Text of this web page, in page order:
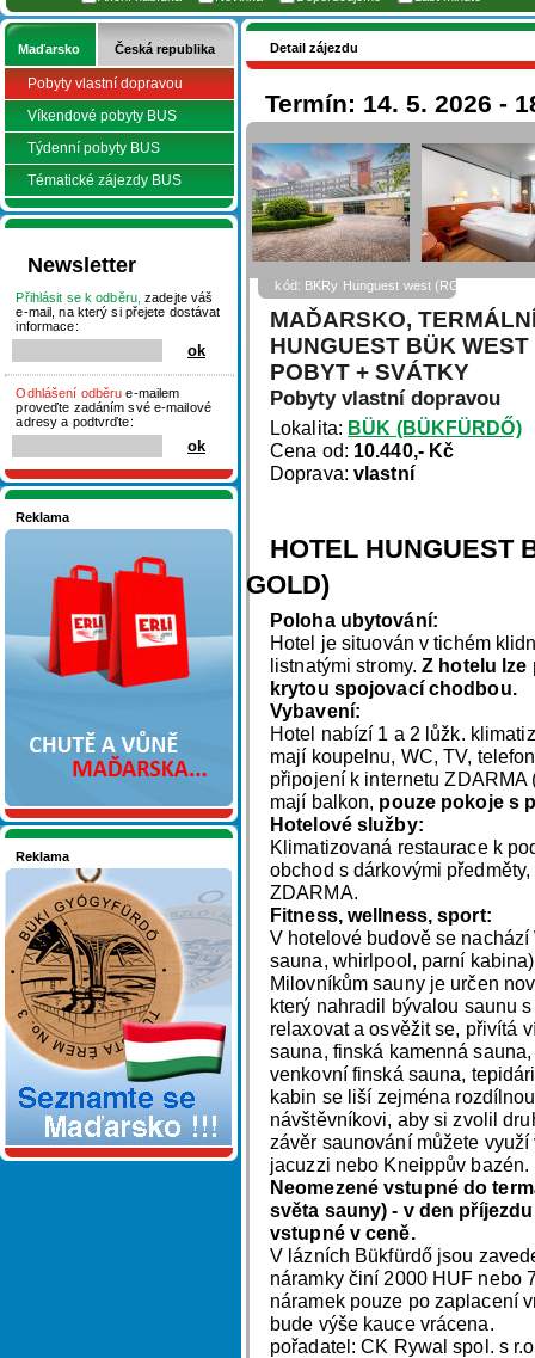
Maďarsko Česká republika
Pobyty vlastní dopravou
Víkendové pobyty BUS
Týdenní pobyty BUS
Tématické zájezdy BUS
Newsletter
Přihlásit se k odběru, zadejte váš
e-mail, na který si přejete dostávat
informace:
Odhlášení odběru e-mailem
proveďte zadáním své e-mailové
adresy a podtvrďte:
Reklama
Reklama
Seznamete se - Maďarsko
Detail zájezdu
Termín: 14. 5. 2026 -
kód: BKRy Hunguest west (RGold)
MAĎARSKO,
HUNGUEST BÜK
POBYT + SVÁTKY
Pobyty vlastní dopravou
Lokalita: BÜK (BÜKFÜRDŐ)
Cena od: 10.440,- Kč
Doprava:vlastní
HOTEL HUNGUEST
GOLD)
Poloha ubytování:
Hotel je situován v tichém
listnatými stromy.Z hotelu lze
krytou spojovací chodbou.
Vybavení:
Hotel nabízí 1 a 2 lůžk.
mají koupelnu, WC, TV,
připojení k internetu
mají balkon, pouze pokoje s
Hotelové služby:
Klimatizovaná restaurace k
obchod s dárkovými
ZDARMA.
Fitness, wellness, sport:
V hotelové budově se
sauna, whirlpool, parní
Milovníkům sauny je určen
který nahradil bývalou saunu
relaxovat a osvěžit se, přivítá
sauna, finská kamenná
venkovní finská sauna,
kabin se liší zejména
návštěvníkovi, aby si zvolil
závěr saunování můžete
jacuzzi nebo Kneippův bazén.
Neomezené vstupné do
světa sauny) - v den
vstupné v ceně.
V lázních Bükfürdő jsou
náramky činí 2000 HUF nebo
náramek pouze po zaplacení
bude výše kauce vrácena.
pořadatel: CK Rywal spol. s